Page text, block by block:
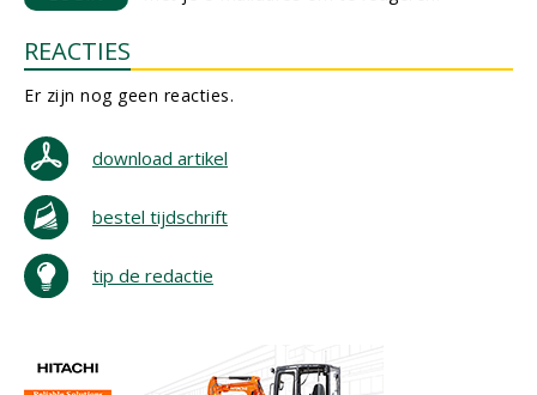
REACTIES
Er zijn nog geen reacties.
download artikel
bestel tijdschrift
tip de redactie